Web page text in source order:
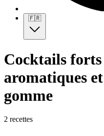
🇫🇷
Cocktails
aromatiques
gomme
2 recettes